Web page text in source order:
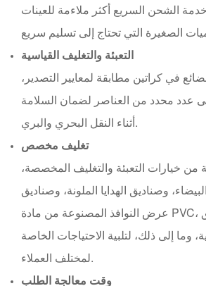
الشحن السريع أكثر ملاءمة للعينات
التعبئة والتغليف القياسية
في كراتين مطابقة لمعايير التصدير،
عدد محدد من العناصر لضمان السلامة
أثناء النقل البحري والبري.
تغليف مخصص
خيارات التعبئة والتغليف المخصصة،
وصناديق الهدايا الملونة، وصناديق
عرض النوافذ المصنوعة من مادة PVC، وصناديق PE
وما إلى ذلك، لتلبية الاحتياجات الخاصة
لمختلف العملاء.
وقت معالجة الطلب